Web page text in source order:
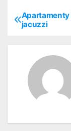
N
a
jacuzzi